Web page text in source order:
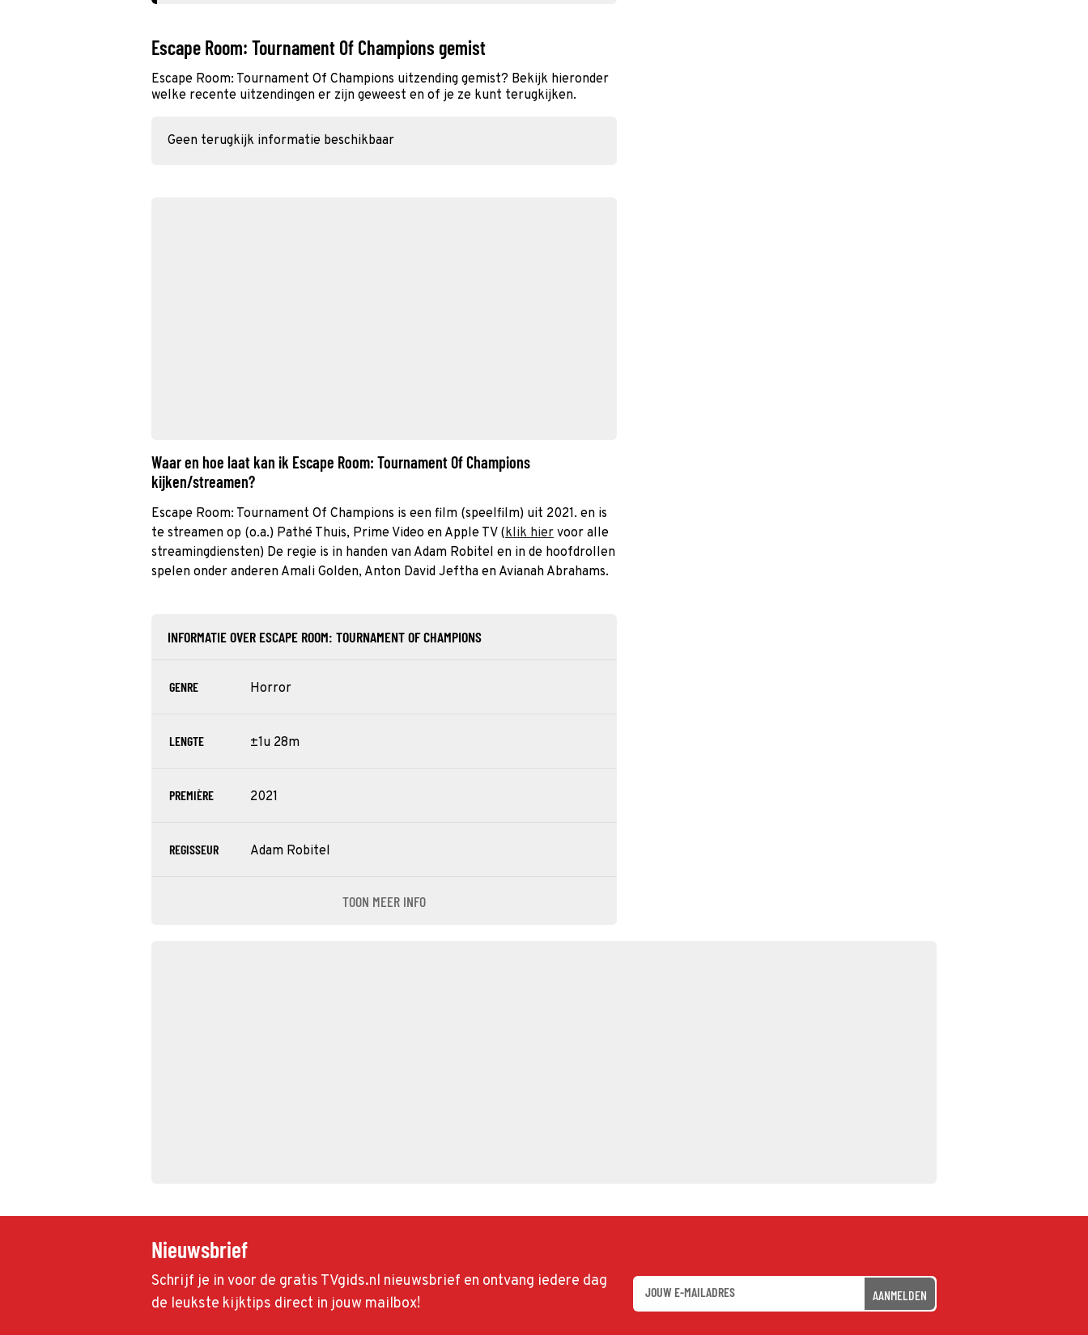
Escape Room: Tournament Of Champions gemist
Escape Room: Tournament Of Champions uitzending gemist? Bekijk hieronder
welke recente uitzendingen er zijn geweest en of je ze kunt terugkijken.
Geen terugkijk informatie beschikbaar
Waar en hoe laat kan ik Escape Room: Tournament Of Champions
kijken/streamen?
Escape Room: Tournament Of Champions is een film (speelfilm) uit 2021. en is
te streamen op (o.a.) Pathé Thuis, Prime Video en Apple TV (klik hier voor alle
streamingdiensten) De regie is in handen van Adam Robitel en in de hoofdrollen
spelen onder anderen Amali Golden, Anton David Jeftha en Avianah Abrahams.
INFORMATIE OVER ESCAPE ROOM: TOURNAMENT OF CHAMPIONS
GENRE Horror
LENGTE ±1u 28m
PREMIÈRE 2021
REGISSEUR Adam Robitel
TOON MEER INFO
Nieuwsbrief
Schrijf je in voor de gratis TVgids.nl nieuwsbrief en ontvang iedere dag
de leukste kijktips direct in jouw mailbox!
AANMELDEN